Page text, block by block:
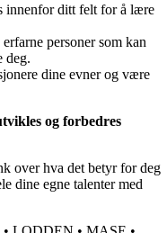
innenfor ditt felt for å lære
personer som kan
deg.
dine evner og være
og forbedres
over hva det betyr for deg
dine egne talenter med